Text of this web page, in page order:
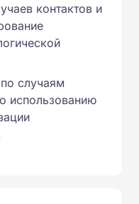
контактов и
случаям
использованию